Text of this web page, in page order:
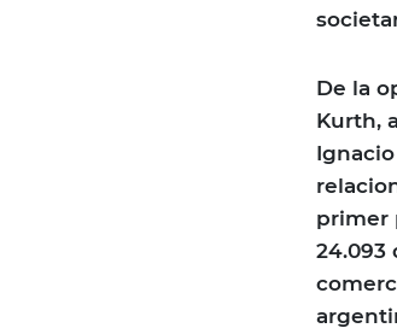
De la
Kurth,
primer
24.093